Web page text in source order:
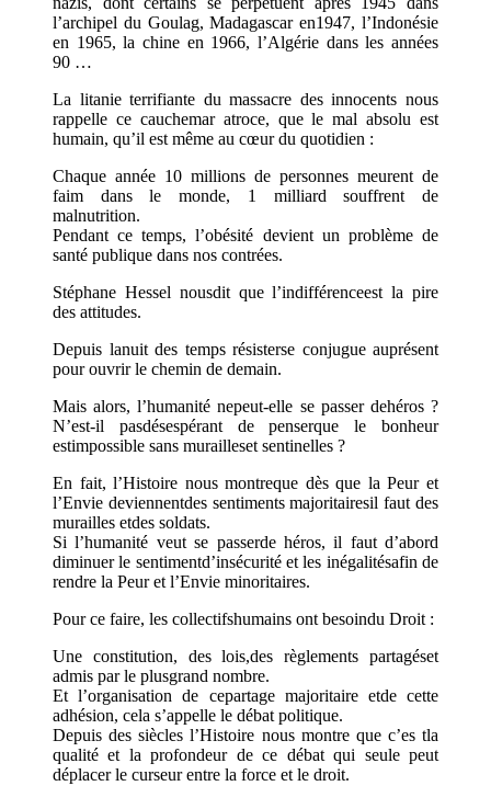
l’archipel du Goulag, Madagascar en1947, l’Indonésie
en 1965, la chine en 1966, l’Algérie dans les années
90 …
La litanie terrifiante du massacre des innocents nous
rappelle ce cauchemar atroce, que le mal absolu est
humain, qu’il est même au cœur du quotidien :
Chaque année 10 millions de personnes meurent de
faim dans le monde, 1 milliard souffrent de
malnutrition.
Pendant ce temps, l’obésité devient un problème de
santé publique dans nos contrées.
Stéphane Hessel nousdit que l’indifférenceest la pire
des attitudes.
Depuis lanuit des temps résisterse conjugue auprésent
pour ouvrir le chemin de demain.
Mais alors, l’humanité nepeut-elle se passer dehéros ?
N’est-il pasdésespérant de penserque le bonheur
estimpossible sans murailleset sentinelles ?
En fait, l’Histoire nous montreque dès que la Peur et
l’Envie deviennentdes sentiments majoritairesil faut des
murailles etdes soldats.
Si l’humanité veut se passerde héros, il faut d’abord
diminuer le sentimentd’insécurité et les inégalitésafin de
rendre la Peur et l’Envie minoritaires.
Pour ce faire, les collectifshumains ont besoindu Droit :
Une constitution, des lois,des règlements partagéset
admis par le plusgrand nombre.
Et l’organisation de cepartage majoritaire etde cette
adhésion, cela s’appelle le débat politique.
Depuis des siècles l’Histoire nous montre que c’es tla
qualité et la profondeur de ce débat qui seule peut
déplacer le curseur entre la force et le droit.